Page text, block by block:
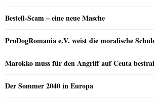
Bestell-Scam – eine neue Masche
ProDogRomania e.V. weist die moralische
Marokko muss für den Angriff auf Ceuta
Der Sommer 2040 in Europa